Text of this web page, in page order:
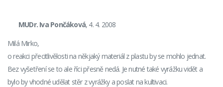
MUDr. Iva Pončáková, 4. 4. 2008
Milá Mirko,
o reakci přecitlivělosti na někjaký materiál z plastu by se mohlo jednat.
Bez vyšetření se to ale říci přesně nedá. Je nutné také vyrážku vidět a
bylo by vhodné udělat stěr z vyrážky a poslat na kultivaci.